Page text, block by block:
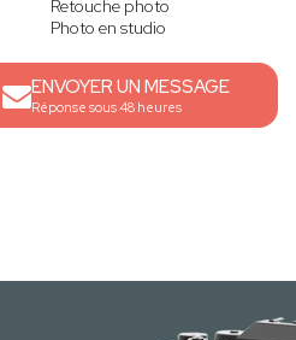
Retouche photo
Photo en studio
ENVOYER UN MESSAGE
Réponse sous 48 heures